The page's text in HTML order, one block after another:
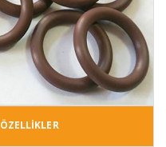
ÖZELLİKLER